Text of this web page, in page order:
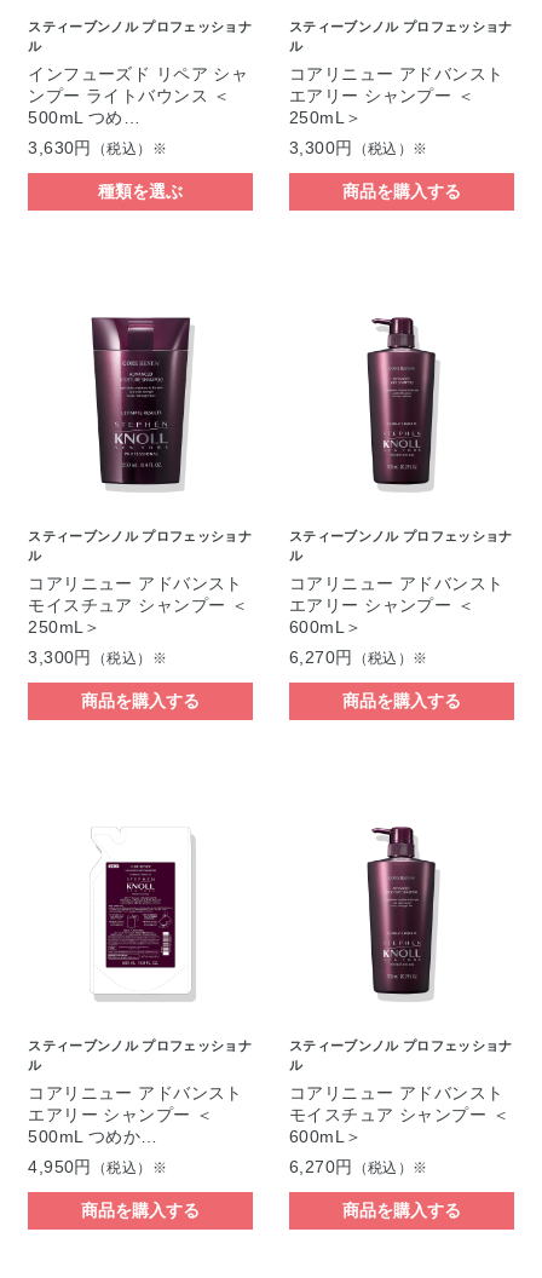
スティーブンノル プロフェッショナ
ル
インフューズド リペア シャ
ンプー ライトバウンス ＜
500mL つめ…
3,630円
（税込）※
種類を選ぶ
スティーブンノル プロフェッショナ
ル
コアリニュー アドバンスト
エアリー シャンプー ＜
250mL＞
3,300円
（税込）※
商品を購入する
スティーブンノル プロフェッショナ
ル
コアリニュー アドバンスト
モイスチュア シャンプー ＜
250mL＞
3,300円
（税込）※
商品を購入する
スティーブンノル プロフェッショナ
ル
コアリニュー アドバンスト
エアリー シャンプー ＜
600mL＞
6,270円
（税込）※
商品を購入する
スティーブンノル プロフェッショナ
ル
コアリニュー アドバンスト
エアリー シャンプー ＜
500mL つめか…
4,950円
（税込）※
商品を購入する
スティーブンノル プロフェッショナ
ル
コアリニュー アドバンスト
モイスチュア シャンプー ＜
600mL＞
6,270円
（税込）※
商品を購入する